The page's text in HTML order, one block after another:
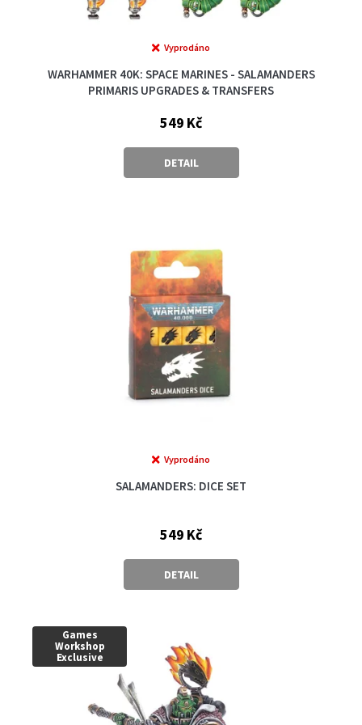
WARHAMMER 40K: SPACE MARINES - SALAMANDERS
PRIMARIS UPGRADES & TRANSFERS
Vyprodáno
549 Kč
DETAIL
SALAMANDERS: DICE SET
Vyprodáno
549 Kč
DETAIL
Games
Workshop
Exclusive